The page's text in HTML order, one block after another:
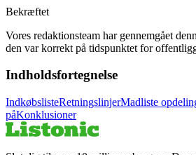
Bekræftet
Vores redaktionsteam har gennemgået
den var korrekt på tidspunktet for
Indholdsfortegnelse
IndkøbslisteRetningslinjerMadliste
påKonklusioner